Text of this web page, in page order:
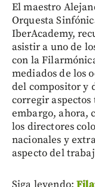
El maestro
Orquesta
IberAcademy,
asistir a uno de
con la
mediados de los
del compositor y
corregir aspectos
embargo, ahora,
los directores
nacionales y
aspecto del